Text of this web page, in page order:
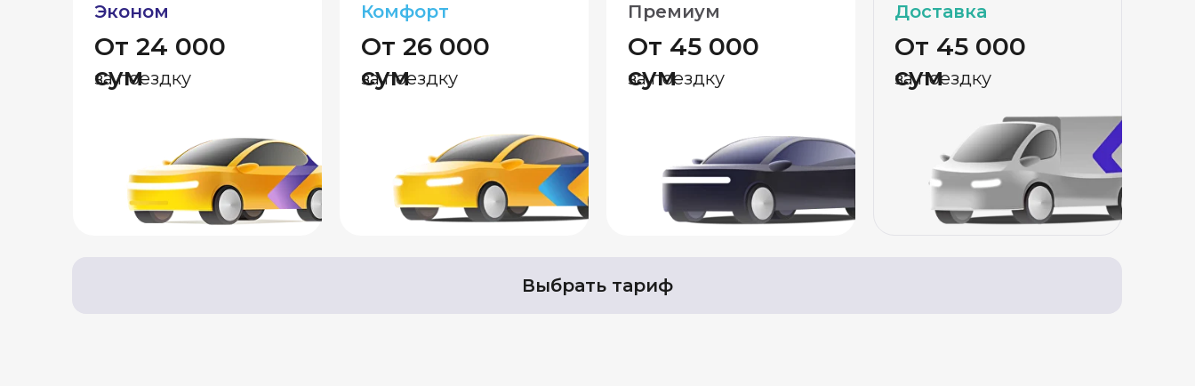
Выбрать тариф
От 24 000
сум
за поездку
Эконом
От 26 000
сум
От 45 000
сум
за поездку
Премиум
От 45 000
сум
за поездку
Доставка
за поездку
Комфорт